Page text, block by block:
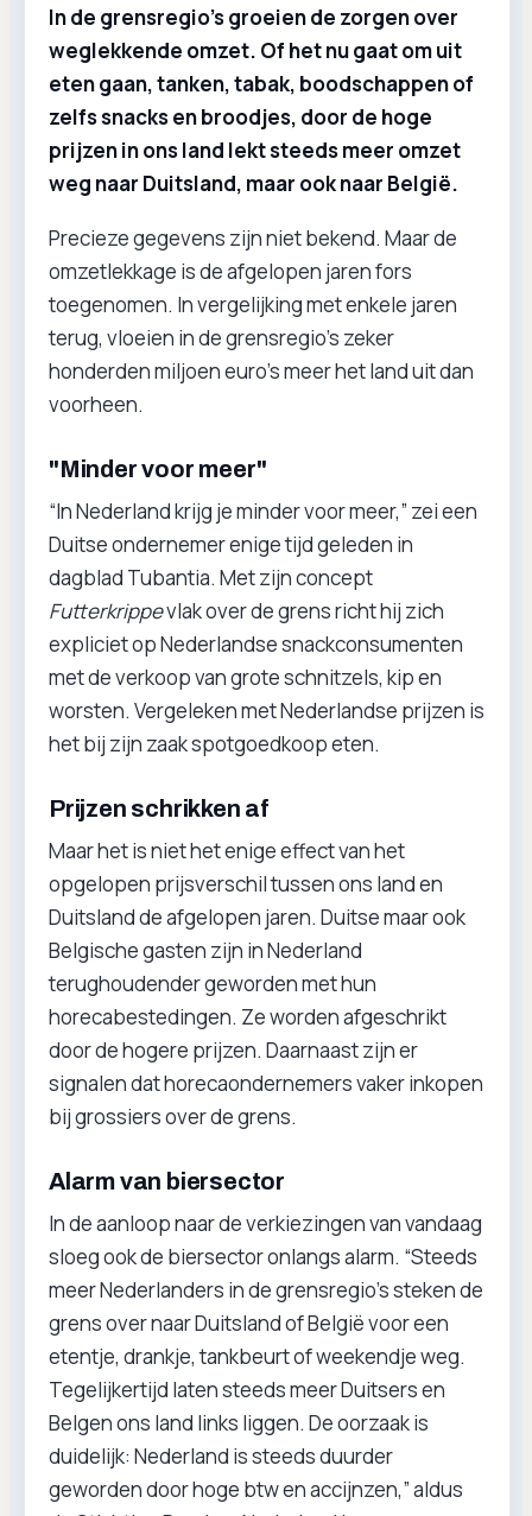
In de grensregio’s groeien de zorgen over
weglekkende omzet. Of het nu gaat om uit
eten gaan, tanken, tabak, boodschappen of
zelfs snacks en broodjes, door de hoge
prijzen in ons land lekt steeds meer omzet
weg naar Duitsland, maar ook naar België.
Precieze gegevens zijn niet bekend. Maar de
omzetlekkage is de afgelopen jaren fors
toegenomen. In vergelijking met enkele jaren
terug, vloeien in de grensregio’s zeker
honderden miljoen euro’s meer het land uit dan
voorheen.
"Minder voor meer"
“In Nederland krijg je minder voor meer,” zei een
Duitse ondernemer enige tijd geleden in
dagblad Tubantia. Met zijn concept
Futterkrippevlak over de grens richt hij zich
expliciet op Nederlandse snackconsumenten
met de verkoop van grote schnitzels, kip en
worsten. Vergeleken met Nederlandse prijzen is
het bij zijn zaak spotgoedkoop eten.
Prijzen schrikken af
Maar het is niet het enige effect van het
opgelopen prijsverschil tussen ons land en
Duitsland de afgelopen jaren. Duitse maar ook
Belgische gasten zijn in Nederland
terughoudender geworden met hun
horecabestedingen. Ze worden afgeschrikt
door de hogere prijzen. Daarnaast zijn er
signalen dat horecaondernemers vaker inkopen
bij grossiers over de grens.
Alarm van biersector
In de aanloop naar de verkiezingen van vandaag
sloeg ook de biersector onlangs alarm. “Steeds
meer Nederlanders in de grensregio's steken de
grens over naar Duitsland of België voor een
etentje, drankje, tankbeurt of weekendje weg.
Tegelijkertijd laten steeds meer Duitsers en
Belgen ons land links liggen. De oorzaak is
duidelijk: Nederland is steeds duurder
geworden door hoge btw en accijnzen,” aldus